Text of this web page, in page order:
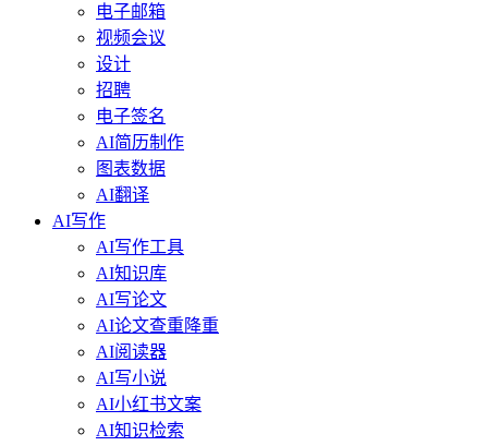
电子邮箱
视频会议
设计
招聘
电子签名
AI简历制作
图表数据
AI翻译
AI写作
AI写作工具
AI知识库
AI写论文
AI论文查重降重
AI阅读器
AI写小说
AI小红书文案
AI知识检索